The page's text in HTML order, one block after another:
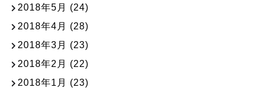
2018年5月 (24)
2018年4月 (28)
2018年3月 (23)
2018年2月 (22)
2018年1月 (23)